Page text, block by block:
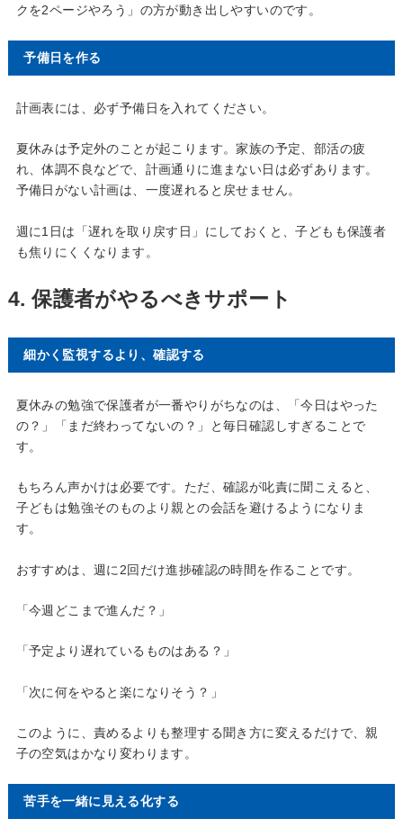
クを2ページやろう」の方が動き出しやすいのです。
予備日を作る
計画表には、必ず予備日を入れてください。
夏休みは予定外のことが起こります。家族の予定、部活の疲
れ、体調不良などで、計画通りに進まない日は必ずあります。
予備日がない計画は、一度遅れると戻せません。
週に1日は「遅れを取り戻す日」にしておくと、子どもも保護者
も焦りにくくなります。
4. 保護者がやるべきサポート
細かく監視するより、確認する
夏休みの勉強で保護者が一番やりがちなのは、「今日はやった
の？」「まだ終わってないの？」と毎日確認しすぎることで
す。
もちろん声かけは必要です。ただ、確認が叱責に聞こえると、
子どもは勉強そのものより親との会話を避けるようになりま
す。
おすすめは、週に2回だけ進捗確認の時間を作ることです。
「今週どこまで進んだ？」
「予定より遅れているものはある？」
「次に何をやると楽になりそう？」
このように、責めるよりも整理する聞き方に変えるだけで、親
子の空気はかなり変わります。
苦手を一緒に見える化する